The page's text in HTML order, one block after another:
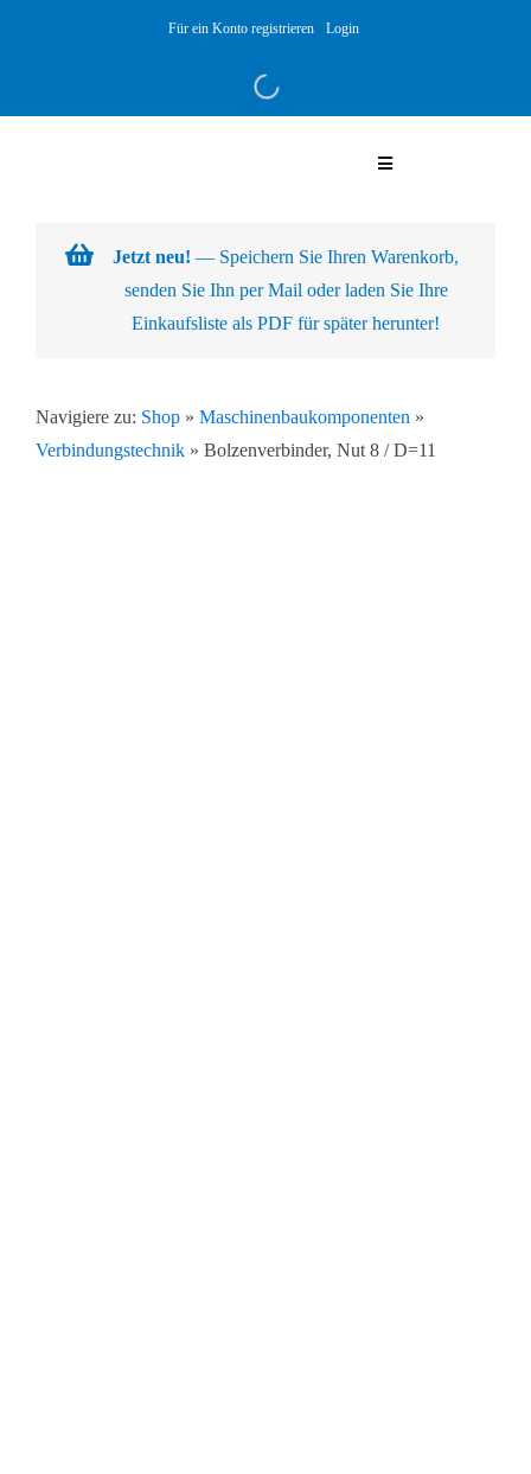
Für ein Konto registrieren Login
Toggle
Kundenlösungen
Jetzt neu! — Speichern Sie Ihren Warenkorb,
senden Sie Ihn per Mail oder laden Sie Ihre
Einkaufsliste als PDF für später herunter!
Navigiere zu: Shop» Maschinenbaukomponenten »
Verbindungstechnik» Bolzenverbinder, Nut 8 / D=11